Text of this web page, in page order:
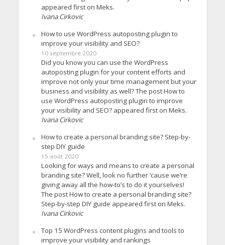
appeared first on Meks.
Ivana Cirkovic
How to use WordPress autoposting plugin to
improve your visibility and SEO?
10 septembre 2020
Did you know you can use the WordPress
autoposting plugin for your content efforts and
improve not only your time management but your
business and visibility as well? The post How to
use WordPress autoposting plugin to improve
your visibility and SEO? appeared first on Meks.
Ivana Cirkovic
How to create a personal branding site? Step-by-
step DIY guide
15 août 2020
Looking for ways and means to create a personal
branding site? Well, look no further ’cause we’re
giving away all the how-to’s to do it yourselves!
The post How to create a personal branding site?
Step-by-step DIY guide appeared first on Meks.
Ivana Cirkovic
Top 15 WordPress content plugins and tools to
improve your visibility and rankings